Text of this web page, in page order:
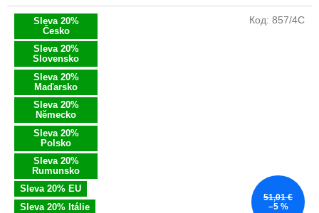
Sleva 20%
Česko
Sleva 20%
Slovensko
Sleva 20%
Maďarsko
Sleva 20%
Německo
Sleva 20%
Polsko
Sleva 20%
Rumunsko
Sleva 20% EU
Sleva 20% Itálie
51,01 €
–5 %
Код: 857/4C